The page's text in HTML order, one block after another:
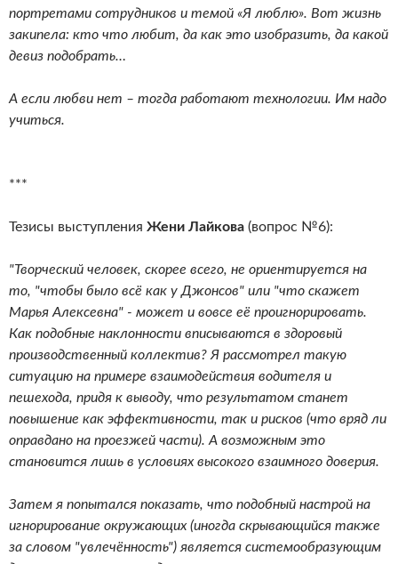
портретами сотрудников и темой «Я люблю». Вот жизнь
закипела: кто что любит, да как это изобразить, да какой
девиз подобрать…
А если любви нет – тогда работают технологии. Им надо
учиться.
***
Тезисы выступления Жени Лайкова (вопрос №6):
"Творческий человек, скорее всего, не ориентируется на
то, "чтобы было всё как у Джонсов" или "что скажет
Марья Алексевна" - может и вовсе её проигнорировать.
Как подобные наклонности вписываются в здоровый
производственный коллектив? Я рассмотрел такую
ситуацию на примере взаимодействия водителя и
пешехода, придя к выводу, что результатом станет
повышение как эффективности, так и рисков (что вряд ли
оправдано на проезжей части). А возможным это
становится лишь в условиях высокого взаимного доверия.
Затем я попытался показать, что подобный настрой на
игнорирование окружающих (иногда скрывающийся также
за словом "увлечённость") является системообразующим